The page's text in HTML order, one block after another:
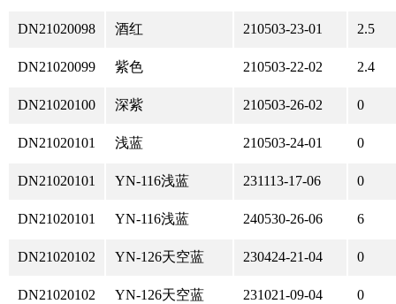
DN21020098 酒红 210503-23-01 2.5
DN21020099 紫色 210503-22-02 2.4
DN21020100 深紫 210503-26-02 0
DN21020101 浅蓝 210503-24-01 0
DN21020101 YN-116浅蓝 231113-17-06 0
DN21020101 YN-116浅蓝 240530-26-06 6
DN21020102 YN-126天空蓝 230424-21-04 0
DN21020102 YN-126天空蓝 231021-09-04 0